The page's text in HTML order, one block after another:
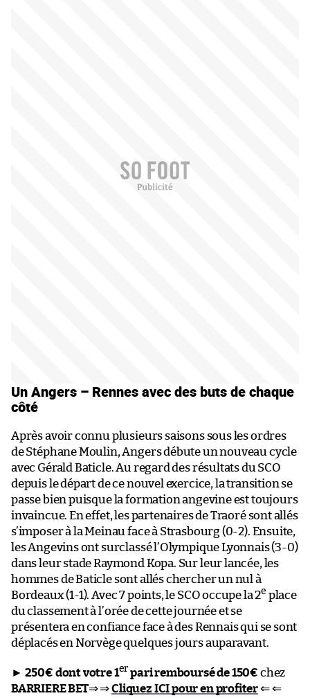
Un Angers – Rennes avec des buts de chaque
côté
Après avoir connu plusieurs saisons sous les ordres
de Stéphane Moulin, Angers débute un nouveau cycle
avec Gérald Baticle. Au regard des résultats du SCO
depuis le départ de ce nouvel exercice, la transition se
passe bien puisque la formation angevine est toujours
invaincue. En effet, les partenaires de Traoré sont allés
s’imposer à la Meinau face à Strasbourg (0-2). Ensuite,
les Angevins ont surclassé l’Olympique Lyonnais (3-0)
dans leur stade Raymond Kopa. Sur leur lancée, les
hommes de Baticle sont allés chercher un nul à
Bordeaux (1-1). Avec 7 points, le SCO occupe la 2e place
du classement à l’orée de cette journée et se
présentera en confiance face à des Rennais qui se sont
déplacés en Norvège quelques jours auparavant.
► 250€ dont votre 1er pari remboursé de 150€ chez
BARRIERE BET⇒ ⇒Cliquez ICI pour en profiter⇐ ⇐